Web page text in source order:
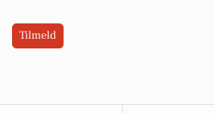
Tilmeld